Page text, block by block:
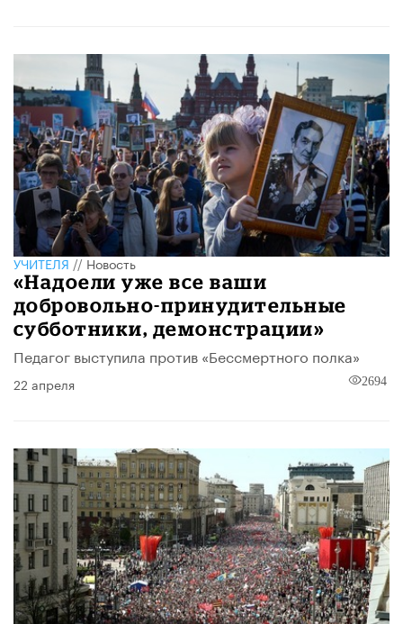
УЧИТЕЛЯ//Новость
«Надоели уже все ваши
добровольно-принудительные
субботники, демонстрации»
Педагог выступила против «Бессмертного полка»
22 апреля 2694